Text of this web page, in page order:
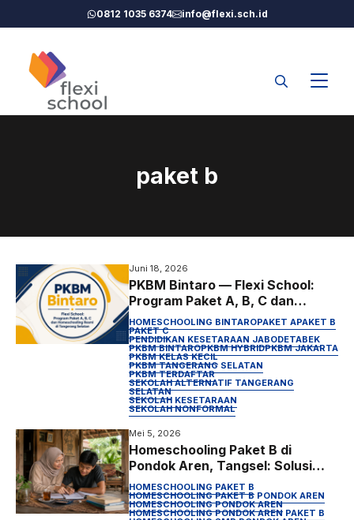
ke
0812 1035 6374 info@flexi.sch.id
paket b
Juni 18, 2026
PKBM Bintaro — Flexi School:
Program Paket A, B, C dan
Homeschooling Resmi di
Tangerang Selatan
HOMESCHOOLING BINTAROPAKET APAKET B
PAKET C
PENDIDIKAN KESETARAAN JABODETABEK
PKBM BINTAROPKBM HYBRIDPKBM JAKARTA
PKBM KELAS KECIL
PKBM TANGERANG SELATAN
PKBM TERDAFTAR
SEKOLAH ALTERNATIF TANGERANG
SELATAN
SEKOLAH KESETARAAN
SEKOLAH NONFORMAL
Mei 5, 2026
Homeschooling Paket B di
Pondok Aren, Tangsel: Solusi
SMP untuk Anak yang Tak Cocok
Sekolah Biasa
HOMESCHOOLING PAKET B
HOMESCHOOLING PAKET B PONDOK AREN
HOMESCHOOLING PONDOK AREN
HOMESCHOOLING PONDOK AREN PAKET B